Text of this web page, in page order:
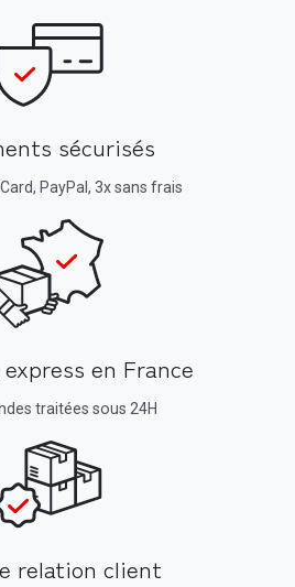
sécurisés
PayPal, 3x sans frais
en France
traitées sous 24H
relation client